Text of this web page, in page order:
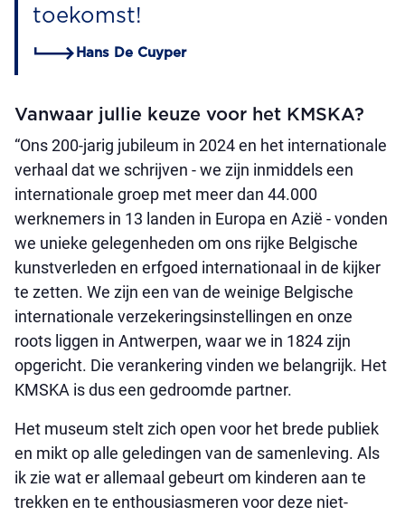
toekomst!
Hans De Cuyper
Vanwaar jullie keuze voor het KMSKA?
“Ons 200-jarig jubileum in 2024 en het internationale
verhaal dat we schrijven - we zijn inmiddels een
internationale groep met meer dan 44.000
werknemers in 13 landen in Europa en Azië - vonden
we unieke gelegenheden om ons rijke Belgische
kunstverleden en erfgoed internationaal in de kijker
te zetten. We zijn een van de weinige Belgische
internationale verzekeringsinstellingen en onze
roots liggen in Antwerpen, waar we in 1824 zijn
opgericht. Die verankering vinden we belangrijk. Het
KMSKA is dus een gedroomde partner.
Het museum stelt zich open voor het brede publiek
en mikt op alle geledingen van de samenleving. Als
ik zie wat er allemaal gebeurt om kinderen aan te
trekken en te enthousiasmeren voor deze niet-